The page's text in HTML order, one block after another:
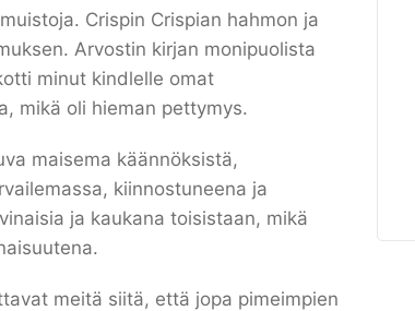
Crispin Crispian hahmon ja
Arvostin kirjan monipuolista
minut kindlelle omat
mikä oli hieman pettymys.
maisema käännöksistä,
kiinnostuneena ja
ja kaukana toisistaan, mikä
meitä siitä, että jopa pimeimpien